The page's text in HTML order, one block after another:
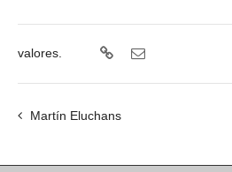
valores.
Martín Eluchans